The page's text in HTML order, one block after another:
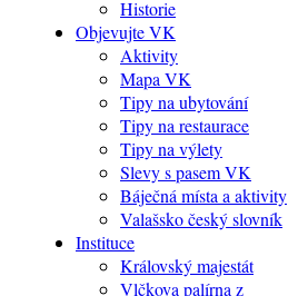
Historie
Objevujte VK
Aktivity
Mapa VK
Tipy na ubytování
Tipy na restaurace
Tipy na výlety
Slevy s pasem VK
Báječná místa a aktivity
Valašsko český slovník
Instituce
Královský majestát
Vlčkova palírna z